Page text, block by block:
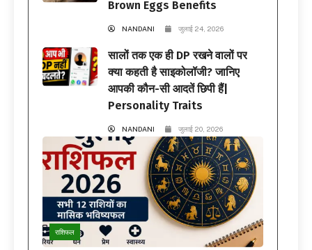
Brown Eggs Benefits
NANDANI जुलाई 24, 2026
सालों तक एक ही DP रखने वालों पर
क्या कहती है साइकोलॉजी? जानिए
आपकी कौन-सी आदतें छिपी हैं|
Personality Traits
NANDANI जुलाई 20, 2026
राशिफल